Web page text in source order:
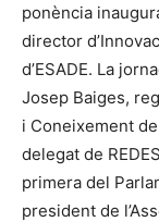
ponència
director
d’ESADE. La
Josep Baiges,
i Coneixement
delegat de
primera del
president de